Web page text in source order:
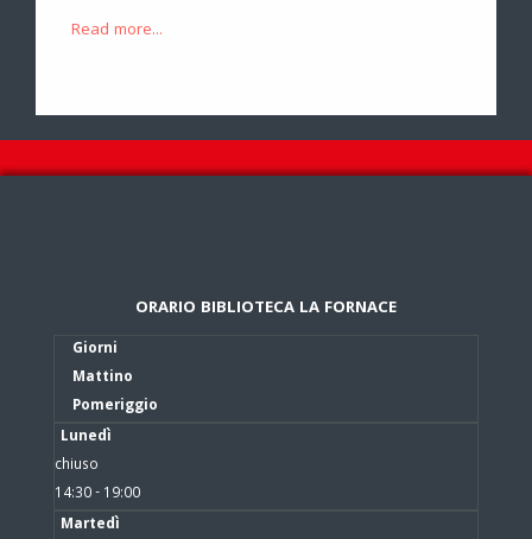
Read more...
ORARIO BIBLIOTECA LA FORNACE
Giorni
Mattino
Pomeriggio
Lunedì
chiuso
14:30 - 19:00
Martedì